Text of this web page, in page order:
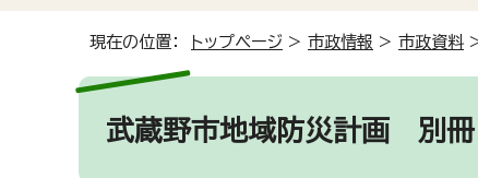
現在の位置： トップページ > 市政情報 > 市政資料
武蔵野市地域防災計画 別